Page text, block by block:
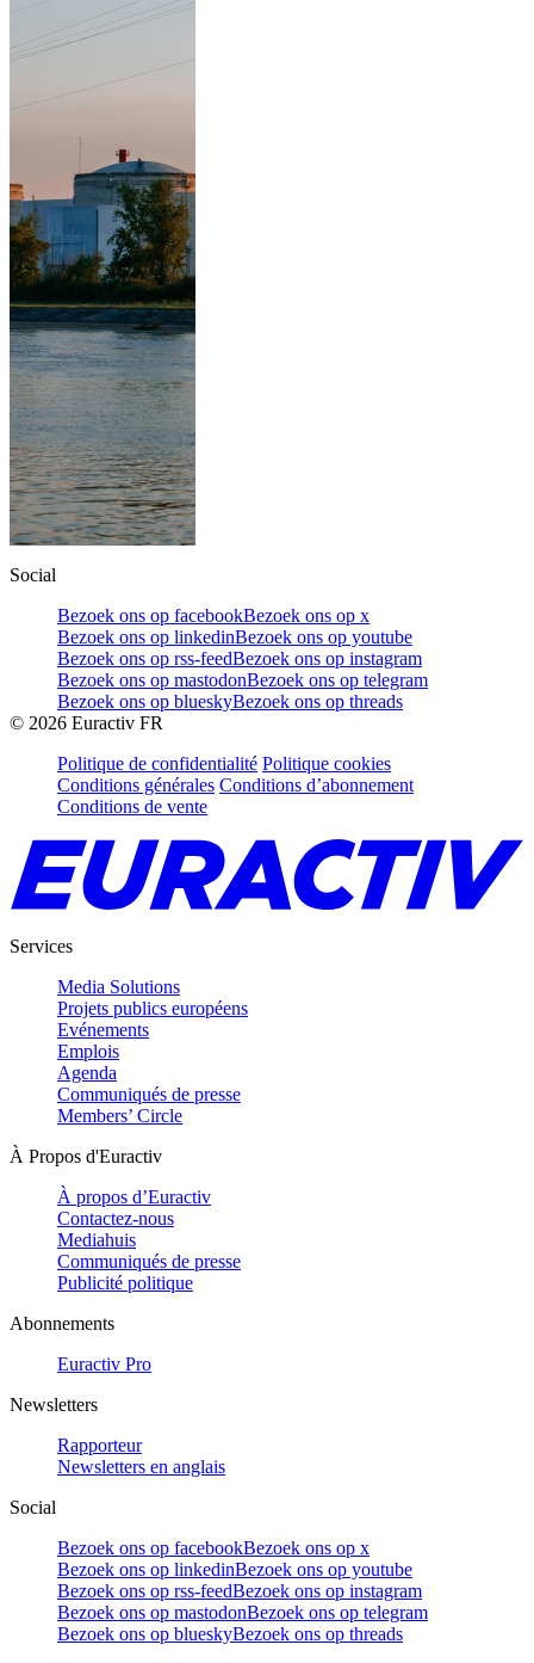
Social
Bezoek ons op facebookBezoek ons op x
Bezoek ons op linkedinBezoek ons op youtube
Bezoek ons op rss-feedBezoek ons op instagram
Bezoek ons op mastodonBezoek ons op telegram
Bezoek ons op blueskyBezoek ons op threads
© 2026 Euractiv FR
Politique de confidentialité Politique cookies
Conditions générales Conditions d’abonnement
Conditions de vente
Services
Media Solutions
Projets publics européens
Evénements
Emplois
Agenda
Communiqués de presse
Members’ Circle
À Propos d'Euractiv
À propos d’Euractiv
Contactez-nous
Mediahuis
Communiqués de presse
Publicité politique
Abonnements
Euractiv Pro
Newsletters
Rapporteur
Newsletters en anglais
Social
Bezoek ons op facebookBezoek ons op x
Bezoek ons op linkedinBezoek ons op youtube
Bezoek ons op rss-feedBezoek ons op instagram
Bezoek ons op mastodonBezoek ons op telegram
Bezoek ons op blueskyBezoek ons op threads